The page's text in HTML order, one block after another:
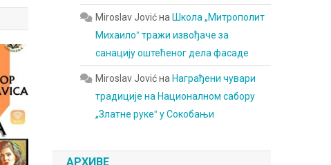
Miroslav Jovićна Школа „Митрополит
Михаилоˮ тражи извођаче за
санацију оштећеног дела фасаде
Miroslav Jovićна Награђени чувари
традиције на Националном сабору
„Златне рукеˮ у Сокобањи
АРХИВЕ